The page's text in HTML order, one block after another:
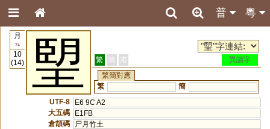
粵
普
月
74
10
(14)
朢 繁 簡 港
異讀字
繁簡對應
繁
簡
UTF-8
E6 9C A2
大五碼
E1FB
倉頡碼
尸月竹土